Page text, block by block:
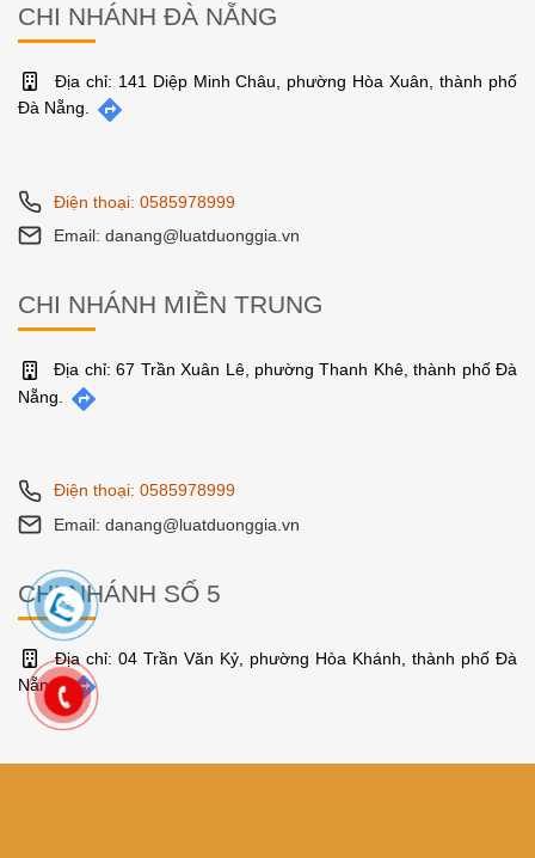
CHI NHÁNH ĐÀ NẴNG
Địa chỉ: 141 Diệp Minh Châu, phường Hòa Xuân, thành phố
Đà Nẵng.
Điện thoại: 0585978999
Email: danang@luatduonggia.vn
CHI NHÁNH MIỀN TRUNG
Địa chỉ: 67 Trần Xuân Lê, phường Thanh Khê, thành phố Đà
Nẵng.
Điện thoại: 0585978999
Email: danang@luatduonggia.vn
CHI NHÁNH SỐ 5
Địa chỉ: 04 Trần Văn Kỷ, phường Hòa Khánh, thành phố Đà
Nẵng.